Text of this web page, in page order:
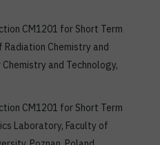
CM1201 for Short Term
Chemistry and
and Technology,
CM1201 for Short Term
Laboratory, Faculty of